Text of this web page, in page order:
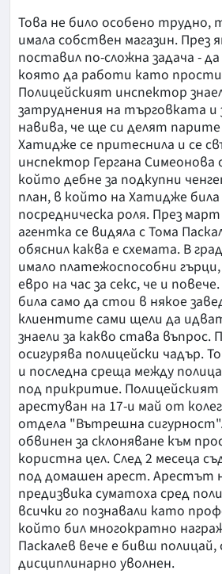
Това не било особено
имала собствен магазин. През
поставил по-сложна задача -
която да работи като
Полицейският инспектор
затруднения на търговката и
навива, че ще си делят
Хатидже се притеснила и се
инспектор Гергана
който дебне за подкупни
план, в който на Хатидже
посредническа роля. През
агентка се видяла с Тома
обяснил каква е схемата. В
имало платежоспособни
евро на час за секс, че и
била само да стои в някое
клиентите сами щели да
знаели за какво става въпрос.
осигурява полицейски чадър.
и последна среща между
под прикритие.
арестуван на 17-и май от
отдела "Вътрешна
обвинен за склоняване към
користна цел. След 2 месеца
под домашен арест. Арестът
предизвика суматоха сред
всички го познавали като
който бил многократно
Паскалев вече е бивш полицай,
дисциплинарно уволнен.